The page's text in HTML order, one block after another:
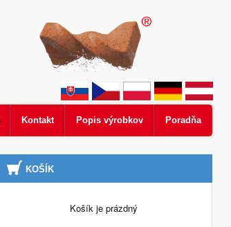
Kontakt Popis výrobkov Poradňa
KOŠÍK
Košík je prázdný